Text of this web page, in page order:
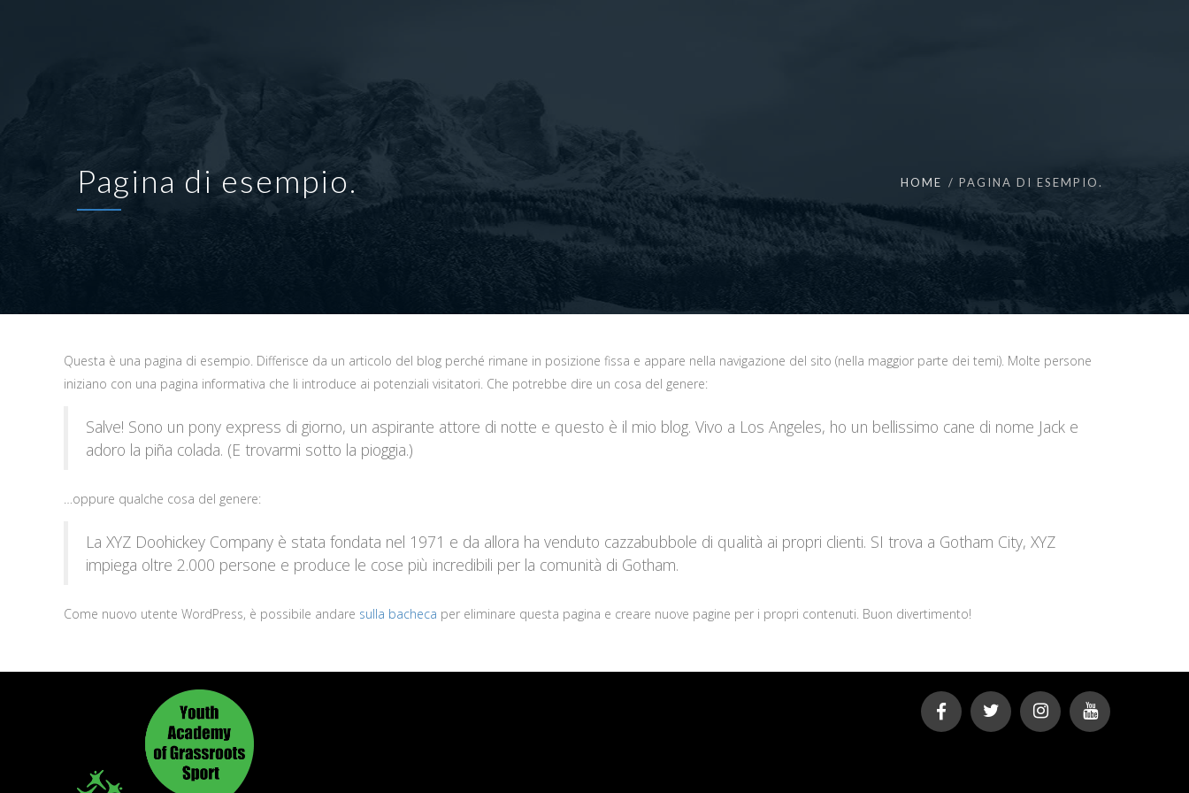
Pagina di esempio. HOME PAGINA DI ESEMPIO.
Questa è una pagina di esempio. Differisce da un articolo del blog perché rimane in posizione fissa e appare nella navigazione del sito (nella maggior parte dei temi). Molte persone
iniziano con una pagina informativa che li introduce ai potenziali visitatori. Che potrebbe dire un cosa del genere:
Salve! Sono un pony express di giorno, un aspirante attore di notte e questo è il mio blog. Vivo a Los Angeles, ho un bellissimo cane di nome Jack e
adoro la piña colada. (E trovarmi sotto la pioggia.)
…oppure qualche cosa del genere:
La XYZ Doohickey Company è stata fondata nel 1971 e da allora ha venduto cazzabubbole di qualità ai propri clienti. SI trova a Gotham City, XYZ
impiega oltre 2.000 persone e produce le cose più incredibili per la comunità di Gotham.
Come nuovo utente WordPress, è possibile andare sulla bacheca per eliminare questa pagina e creare nuove pagine per i propri contenuti. Buon divertimento!